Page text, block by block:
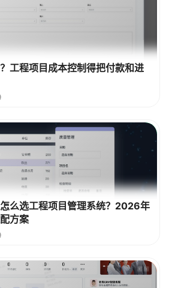
工程项目成本控制得把付款和进
么选工程项目管理系统？2026年
方案